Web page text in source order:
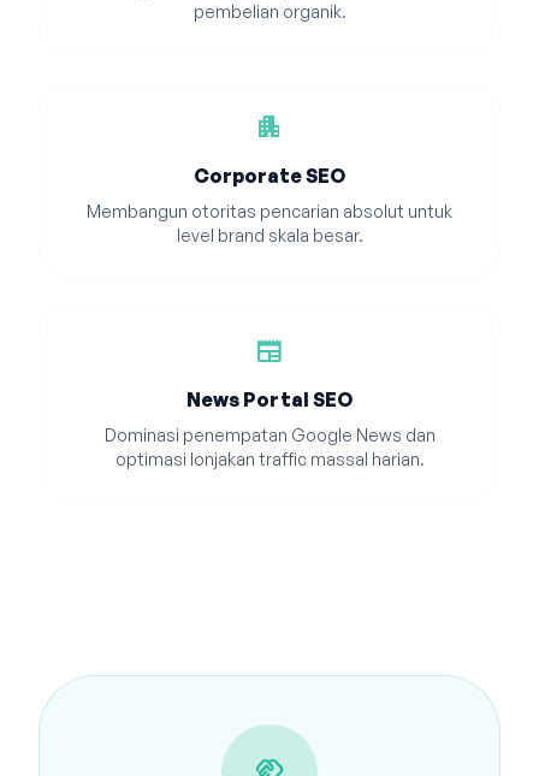
pembelian organik.
apartment
Corporate SEO
Membangun otoritas pencarian absolut untuk
level brand skala besar.
newspaper
News Portal SEO
Dominasi penempatan Google News dan
optimasi lonjakan traffic massal harian.